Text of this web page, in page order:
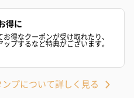
ル漬（塩麹&レモ
円）
得に
得なクーポンが受け取れたり、
プするなど特典がございます。
ンプについて詳しく見る